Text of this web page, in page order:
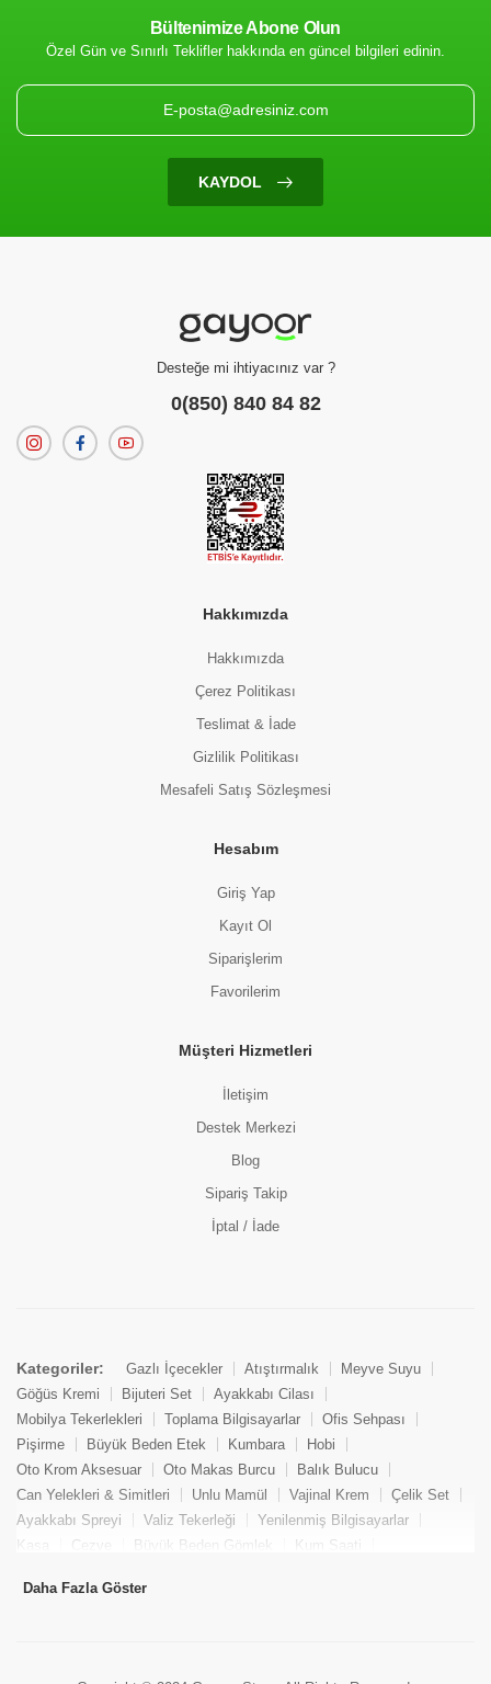
Filtrenize Uygun
Ürün Bulunamadı
Bültenimize Abone Olun
Özel Gün ve Sınırlı Teklifler hakkında en güncel bilgileri edinin.
KAYDOL
Desteğe mi ihtiyacınız var ?
0(850) 840 84 82
Hakkımızda
Hakkımızda
Çerez Politikası
Teslimat & İade
Gizlilik Politikası
Mesafeli Satış Sözleşmesi
Hesabım
Giriş Yap
Kayıt Ol
Siparişlerim
Favorilerim
Müşteri Hizmetleri
İletişim
Destek Merkezi
Blog
Sipariş Takip
İptal / İade
Kategoriler: Gazlı İçecekler Atıştırmalık
Meyve Suyu
Göğüs Kremi
Bijuteri Set
Ayakkabı Cilası
Mobilya Tekerlekleri
Toplama Bilgisayarlar
Ofis Sehpası
Pişirme
Büyük Beden Etek Kumbara
Hobi
Oto Krom Aksesuar
Oto Makas Burcu
Balık Bulucu
Can Yelekleri & Simitleri
Unlu Mamül Vajinal Krem
Çelik Set
Ayakkabı Spreyi
Valiz Tekerleği
Yenilenmiş Bilgisayarlar
Kasa
Cezve Büyük Beden Gömlek
Kum Saati
Tekne Bağlama & Demirleme
Daha Fazla Göster